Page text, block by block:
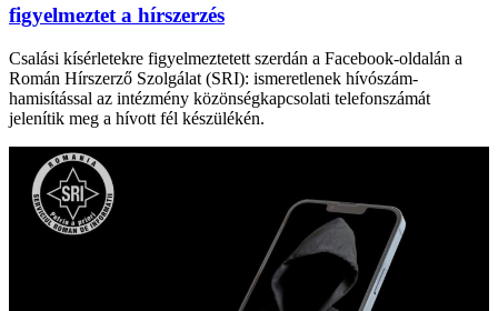
figyelmeztet a hírszerzés
Csalási kísérletekre figyelmeztetett szerdán a Facebook-oldalán a
Román Hírszerző Szolgálat (SRI): ismeretlenek hívószám-
hamisítással az intézmény közönségkapcsolati telefonszámát
jelenítik meg a hívott fél készülékén.